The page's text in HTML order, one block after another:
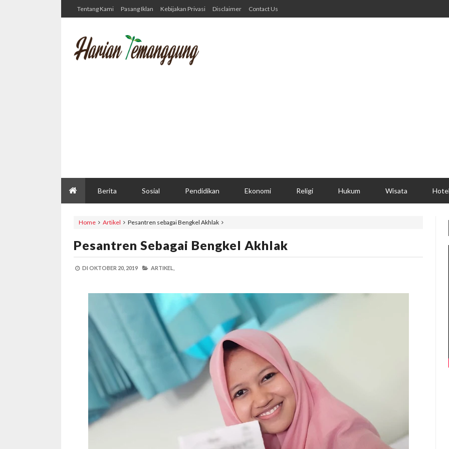
Tentang Kami Pasang Iklan Kebijakan Privasi Disclaimer Contact Us
Berita Sosial Pendidikan Ekonomi Religi Hukum Wisata Hotel
Home Artikel Pesantren sebagai Bengkel Akhlak
Pesantren Sebagai Bengkel Akhlak
DI OKTOBER 20, 2019 ARTIKEL,